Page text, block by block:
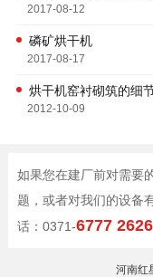
2017-08-12
磷矿烘干机
2017-08-17
烘干机窑衬砌筑的细
2012-10-09
如果您在建厂前对需要
题，或者对我们的设备
话：0371-6777 2626
河南红